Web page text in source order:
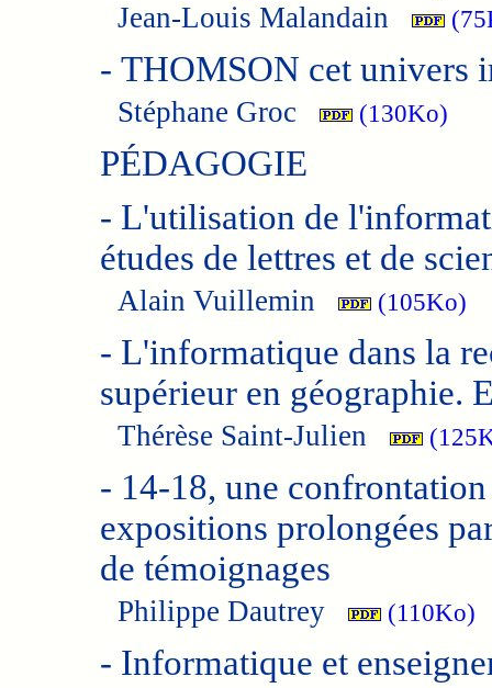
Jean-Louis Malandain
- THOMSON cet univers
Stéphane Groc (130Ko)
PÉDAGOGIE
- L'utilisation de
études de lettres et de
Alain Vuillemin (105Ko)
- L'informatique dans la
supérieur en géographie.
Thérèse Saint-Julien
- 14-18, une
expositions prolongées
de témoignages
Philippe Dautrey (110Ko)
- Informatique et